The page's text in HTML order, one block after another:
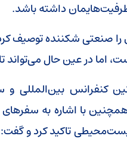
داشته باشد.
صنعتی شکننده توصیف
اما در عین حال می‌تواند
کنفرانس بین‌المللی و
با اشاره به
تاکید کرد و